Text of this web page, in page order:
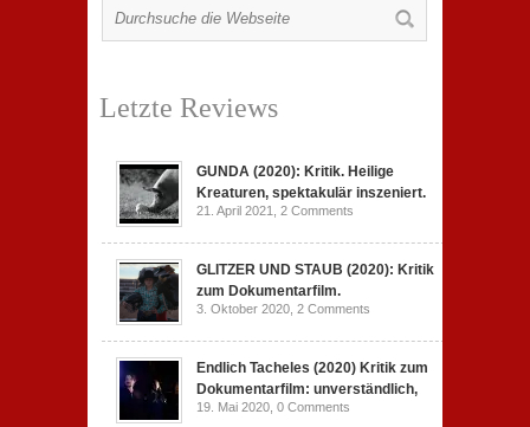
Letzte Reviews
GUNDA (2020): Kritik. Heilige
Kreaturen, spektakulär inszeniert.
21. April 2021, 2 Comments
GLITZER UND STAUB (2020): Kritik
zum Dokumentarfilm.
3. Oktober 2020, 2 Comments
Endlich Tacheles (2020) Kritik zum
Dokumentarfilm: unverständlich,
19. Mai 2020, 0 Comments